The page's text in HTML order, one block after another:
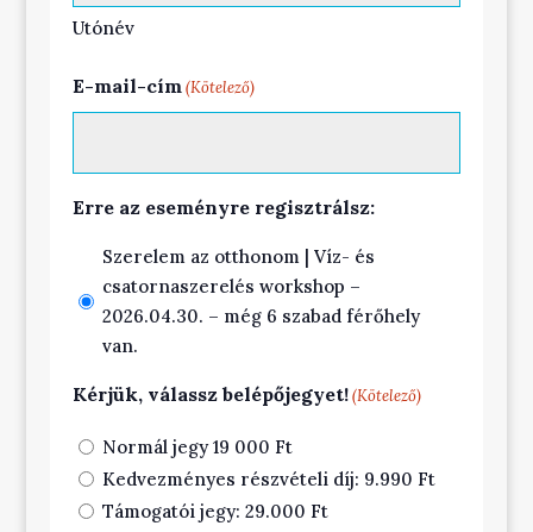
Utónév
E-mail-cím (Kötelező)
Erre az eseményre regisztrálsz:
Szerelem az otthonom | Víz- és
csatornaszerelés workshop –
2026.04.30. – még 6 szabad férőhely
van.
Kérjük, válassz belépőjegyet! (Kötelező)
Normál jegy 19 000 Ft
Kedvezményes részvételi díj: 9.990 Ft
Támogatói jegy: 29.000 Ft